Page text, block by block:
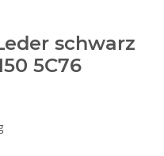
schwarz
5C76